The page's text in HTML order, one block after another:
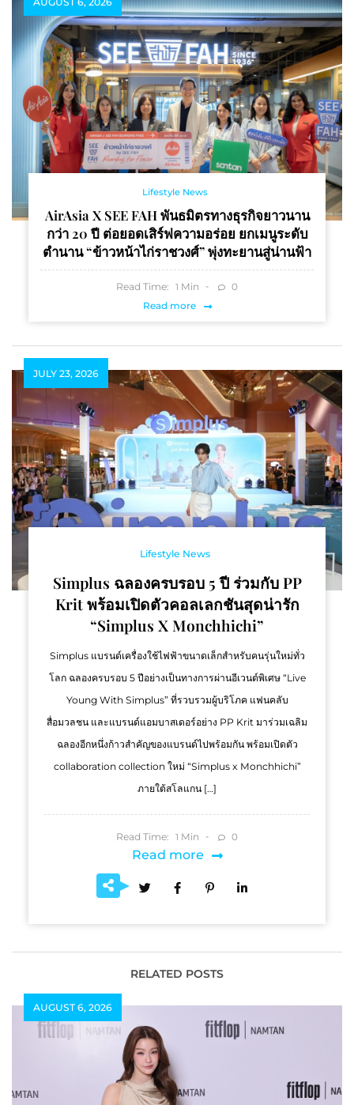
Lifestyle News
AirAsia X SEE FAH พันธมิตรทางธุรกิจยาวนาน
กว่า 20 ปี ต่อยอดเสิร์ฟความอร่อย ยกเมนูระดับ
ตำนาน “ข้าวหน้าไก่ราชวงศ์” พุ่งทะยานสู่น่านฟ้า
Read Time: 1 Min
0
Read more
JULY 23, 2026
Lifestyle News
Simplus ฉลองครบรอบ 5 ปี ร่วมกับ PP
Krit พร้อมเปิดตัวคอลเลกชันสุดน่ารัก
“Simplus X Monchhichi”
Simplus แบรนด์เครื่องใช้ไฟฟ้าขนาดเล็กสำหรับคนรุ่นใหม่ทั่ว
โลก ฉลองครบรอบ 5 ปีอย่างเป็นทางการผ่านอีเวนต์พิเศษ “Live
Young With Simplus” ที่รวบรวมผู้บริโภค แฟนคลับ
สื่อมวลชน และแบรนด์แอมบาสเดอร์อย่าง PP Krit มาร่วมเฉลิม
ฉลองอีกหนึ่งก้าวสำคัญของแบรนด์ไปพร้อมกัน พร้อมเปิดตัว
collaboration collection ใหม่ “Simplus x Monchhichi”
ภายใต้สโลแกน […]
Read Time: 1 Min 0
Read more
RELATED POSTS
AUGUST 6, 2026